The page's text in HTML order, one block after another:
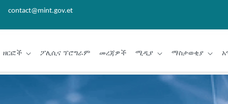
contact@mint.gov.et
ዘርፎች ፖሊሲና ፕሮግራም መረጃዎች ሚዲያ ማስታወቂያ